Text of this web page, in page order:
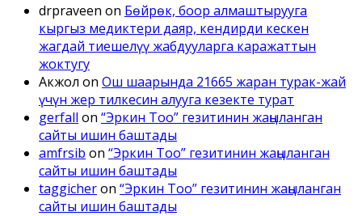
drpraveen on Бөйрөк, боор алмаштырууга
кыргыз медиктери даяр, кендирди кескен
жагдай тиешелүү жабдууларга каражаттын
жоктугу
Акжол on Ош шаарында 21665 жаран турак-жай
үчүн жер тилкесин алууга кезекте турат
gerfall on “Эркин Тоо” гезитинин жаңыланган
сайты ишин баштады
amfrsib on “Эркин Тоо” гезитинин жаңыланган
сайты ишин баштады
taggicheron “Эркин Тоо” гезитинин жаңыланган
сайты ишин баштады